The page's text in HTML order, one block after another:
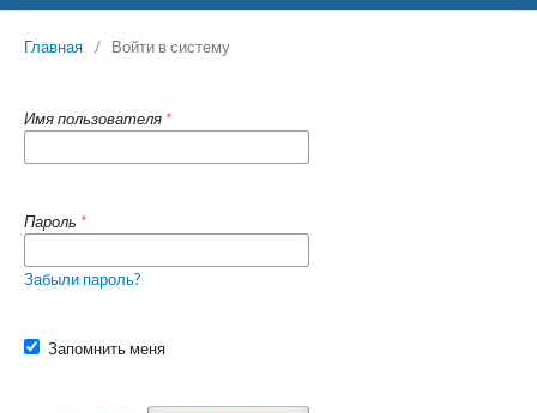
Главная / Войти в систему
Имя пользователя *
Пароль *
Забыли пароль?
Запомнить меня